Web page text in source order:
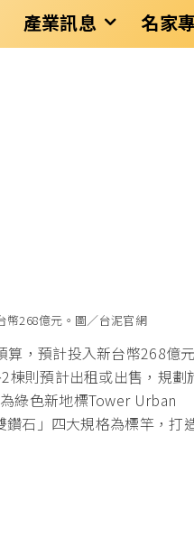
產業訊息 名家
幣268億元。圖／台泥官網
，預計投入新台幣268億
棟則預計出租或出售，規劃
綠色新地標Tower Urban
石」四大規格為標竿，打